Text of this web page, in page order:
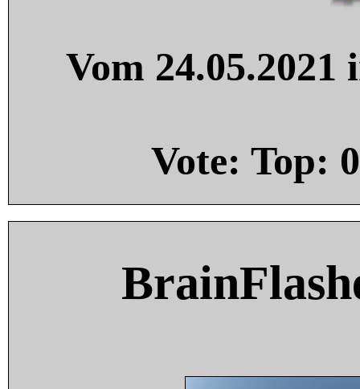
Vom
Vote: Top: 0